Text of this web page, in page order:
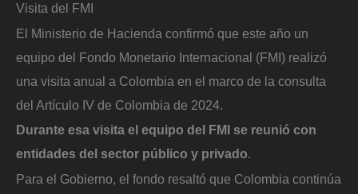
Visita del FMI
El Ministerio de Hacienda confirmó que este año un
equipo del Fondo Monetario Internacional (FMI) realizó
una visita anual a Colombia en el marco de la consulta
del Artículo IV de Colombia de 2024.
Durante esa visita el equipo del FMI se reunió con
entidades del sector público y privado.
Para el Gobierno, el fondo resaltó que Colombia continúa